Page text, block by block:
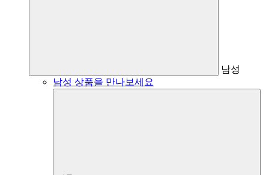
남성
남성 상품을 만나보세요